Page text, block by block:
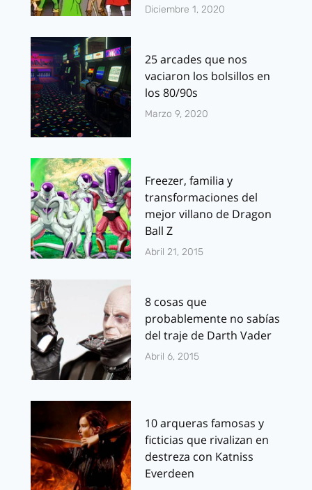
Diciembre 1, 2020
25 arcades que nos
vaciaron los bolsillos en
los 80/90s
Marzo 9, 2020
Freezer, familia y
transformaciones del
mejor villano de Dragon
Ball Z
Abril 21, 2015
8 cosas que
probablemente no sabías
del traje de Darth Vader
Abril 6, 2015
10 arqueras famosas y
ficticias que rivalizan en
destreza con Katniss
Everdeen